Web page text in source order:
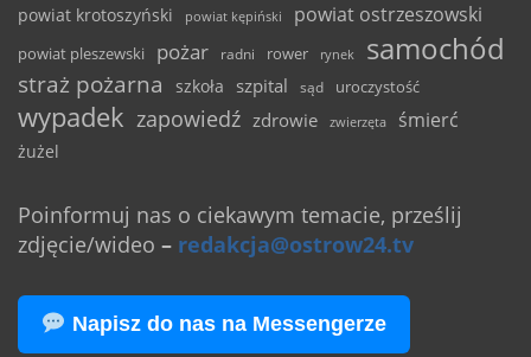
powiat krotoszyński powiat kępiński powiat ostrzeszowski
powiat pleszewski pożar radni rower rynek samochód
straż pożarna szkoła szpital sąd uroczystość
wypadek zapowiedź zdrowie zwierzęta śmierć
żużel
Poinformuj nas o ciekawym temacie, prześlij
zdjęcie/wideo – redakcja@ostrow24.tv
Napisz do nas na Messengerze